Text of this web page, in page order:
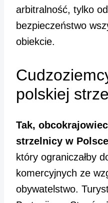
arbitralność, tylko
bezpieczeństwo
obiekcie.
polskiej
Tak,
strzelnicy w
który ograniczałby
komercyjnych ze
obywatelstwo.